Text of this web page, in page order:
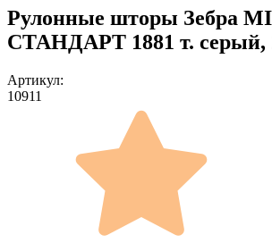
Рулонные шторы Зебра
СТАНДАРТ 1881 т. серый,
Артикул:
10911